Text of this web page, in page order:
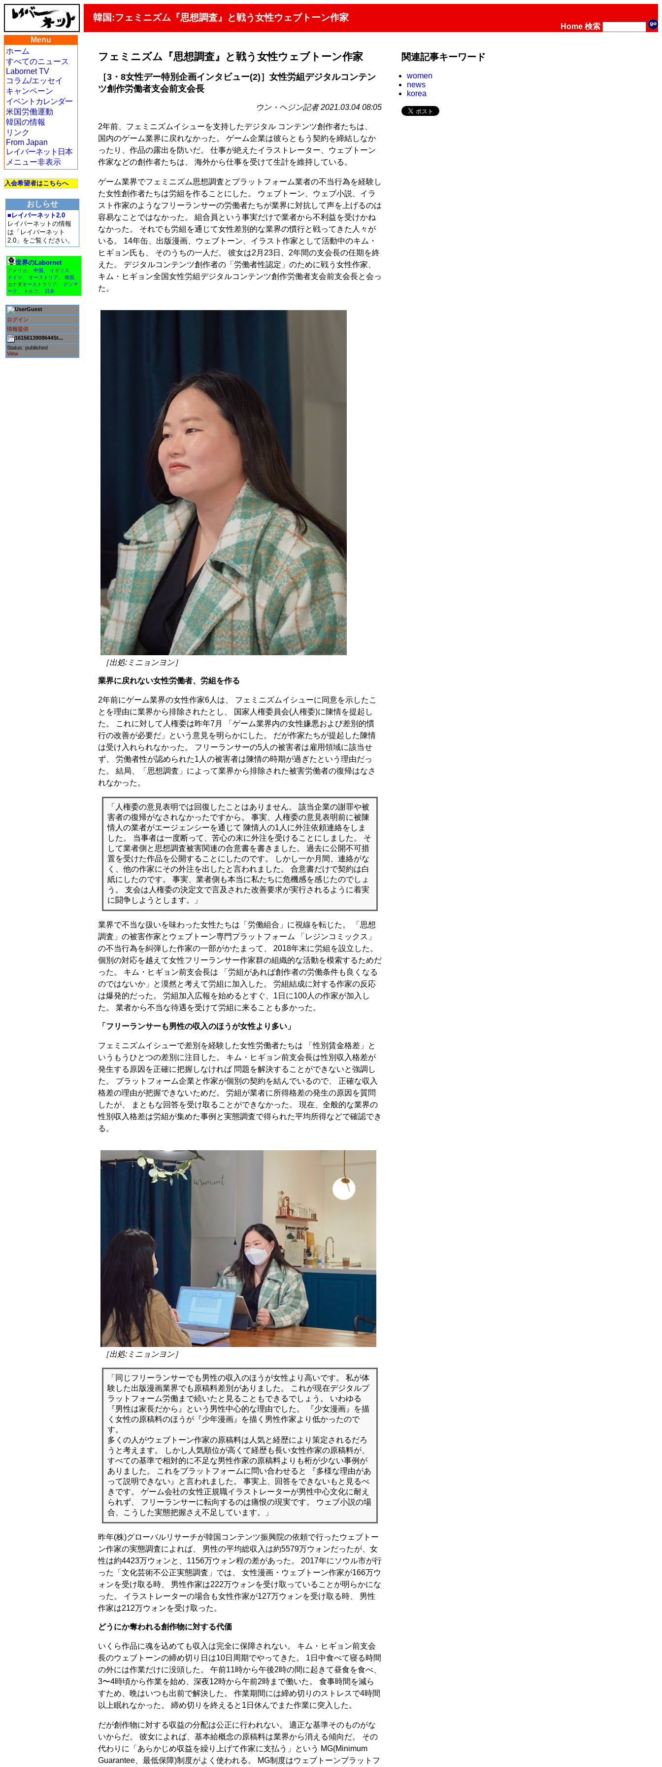
韓国:フェミニズム『思想調査』と戦う女性ウェブトーン作家
Home 検索
Menu
ホーム
すべてのニュース
Labornet TV
コラム/エッセイ
キャンペーン
イベントカレンダー
米国労働運動
韓国の情報
リンク
From Japan
レイバーネット日本
メニュー非表示
入会希望者はこちらへ
おしらせ
■レイバーネット2.0
レイバーネットの情報
は「レイバーネット
2.0」をご覧ください。
世界のLabornet
アメリカ 中国 イギリス
ドイツ
オーストリア 韓国
カナダオーストラリア
デンマ
ーク
トルコ 日本
Guest
ログイン
情報提供
1615613908644St...
Status: published
View
フェミニズム『思想調査』と戦う女性ウェブトーン作家
［3・8女性デー特別企画インタビュー(2)］女性労組デジタルコンテン
ツ創作労働者支会前支会長
ウン・ヘジン記者 2021.03.04 08:05
2年前、フェミニズムイシューを支持したデジタル コンテンツ創作者たちは、
国内のゲーム業界に戻れなかった。 ゲーム企業は彼らともう契約を締結しなか
ったり、作品の露出を防いだ。 仕事が絶えたイラストレーター、ウェブトーン
作家などの創作者たちは、 海外から仕事を受けて生計を維持している。
ゲーム業界でフェミニズム思想調査とプラットフォーム業者の不当行為を経験し
た女性創作者たちは労組を作ることにした。 ウェブトーン、ウェブ小説、イラ
スト作家のようなフリーランサーの労働者たちが業界に対抗して声を上げるのは
容易なことではなかった。 組合員という事実だけで業者から不利益を受けかね
なかった。 それでも労組を通じて女性差別的な業界の慣行と戦ってきた人々が
いる。 14年缶、出版漫画、ウェブトーン、イラスト作家として活動中のキム・
ヒギョン氏も、 そのうちの一人だ。 彼女は2月23日、2年間の支会長の任期を終
えた。 デジタルコンテンツ創作者の「労働者性認定」のために戦う女性作家、
キム・ヒギョン全国女性労組デジタルコンテンツ創作労働者支会前支会長と会っ
た。
［出処:ミニョンヨン］
業界に戻れない女性労働者、労組を作る
2年前にゲーム業界の女性作家6人は、 フェミニズムイシューに同意を示したこ
とを理由に業界から排除されたとし、 国家人権委員会(人権委)に陳情を提起し
た。 これに対して人権委は昨年7月 「ゲーム業界内の女性嫌悪および差別的慣
行の改善が必要だ」という意見を明らかにした。 だが作家たちが提起した陳情
は受け入れられなかった。 フリーランサーの5人の被害者は雇用領域に該当せ
ず、 労働者性が認められた1人の被害者は陳情の時期が過ぎたという理由だっ
た。 結局、「思想調査」によって業界から排除された被害労働者の復帰はなさ
れなかった。
「人権委の意見表明では回復したことはありません。 該当企業の謝罪や被
害者の復帰がなされなかったですから。 事実、人権委の意見表明前に被陳
情人の業者がエージェンシーを通じて 陳情人の1人に外注依頼連絡をしま
した。 当事者は一度断って、苦心の末に外注を受けることにしました。 そ
して業者側と思想調査被害関連の合意書を書きました。 過去に公開不可措
置を受けた作品を公開することにしたのです。 しかし一か月間、連絡がな
く、他の作家にその外注を出したと言われました。 合意書だけで契約は白
紙にしたのです。 事実、業者側も本当に私たちに危機感を感じたのでしょ
う。 支会は人権委の決定文で言及された改善要求が実行されるように着実
に闘争しようとします。」
業界で不当な扱いを味わった女性たちは「労働組合」に視線を転じた。 「思想
調査」の被害作家とウェブトーン専門プラットフォーム 「レジンコミックス」
の不当行為を糾弾した作家の一部がかたまって、 2018年末に労組を設立した。
個別の対応を越えて女性フリーランサー作家群の組織的な活動を模索するためだ
った。 キム・ヒギョン前支会長は 「労組があれば創作者の労働条件も良くなる
のではないか」と漠然と考えて労組に加入した。 労組結成に対する作家の反応
は爆発的だった。 労組加入広報を始めるとすぐ、1日に100人の作家が加入し
た。 業者から不当な待遇を受けて労組に来ることも多かった。
「フリーランサーも男性の収入のほうが女性より多い」
フェミニズムイシューで差別を経験した女性労働者たちは 「性別賃金格差」と
いうもうひとつの差別に注目した。 キム・ヒギョン前支会長は性別収入格差が
発生する原因を正確に把握しなければ 問題を解決することができないと強調し
た。 プラットフォーム企業と作家が個別の契約を結んでいるので、 正確な収入
格差の理由が把握できないためだ。 労組が業者に所得格差の発生の原因を質問
したが、 まともな回答を受け取ることができなかった。 現在、全般的な業界の
性別収入格差は労組が集めた事例と実態調査で得られた平均所得などで確認でき
る。
［出処:ミニョンヨン］
「同じフリーランサーでも男性の収入のほうが女性より高いです。 私が体
験した出版漫画業界でも原稿料差別がありました。 これが現在デジタルプ
ラットフォーム労働まで続いたと見ることもできるでしょう。 いわゆる
『男性は家長だから』という男性中心的な理由でした。 『少女漫画』を描
く女性の原稿料のほうが『少年漫画』を描く男性作家より低かったので
す。
多くの人がウェブトーン作家の原稿料は人気と経歴により策定されるだろ
うと考えます。 しかし人気順位が高くて経歴も長い女性作家の原稿料が、
すべての基準で相対的に不足な男性作家の原稿料よりも桁が少ない事例が
ありました。 これをプラットフォームに問い合わせると 『多様な理由があ
って説明できない』と言われました。 事実上、回答をできないもと見るべ
きです。 ゲーム会社の女性正規職イラストレーターが男性中心文化に耐え
られず、 フリーランサーに転向するのは痛恨の現実です。 ウェブ小説の場
合、こうした実態把握さえ不足しています。」
昨年(株)グローバルリサーチが韓国コンテンツ振興院の依頼で行ったウェブトー
ン作家の実態調査によれば、 男性の平均総収入は約5579万ウォンだったが、女
性は約4423万ウォンと、1156万ウォン程の差があった。 2017年にソウル市が行
った「文化芸術不公正実態調査」では、 女性漫画・ウェブトーン作家が166万ウ
ォンを受け取る時、 男性作家は222万ウォンを受け取っていることが明らかにな
った。 イラストレーターの場合も女性作家が127万ウォンを受け取る時、 男性
作家は212万ウォンを受け取った。
どうにか奪われる創作物に対する代価
いくら作品に魂を込めても収入は完全に保障されない。 キム・ヒギョン前支会
長のウェブトーンの締め切り日は10日周期でやってきた。 1日中食べて寝る時間
の外には作業だけに没頭した。 午前11時から午後2時の間に起きて昼食を食べ、
3〜4時頃から作業を始め、深夜12時から午前2時まで働いた。 食事時間を減ら
すため、晩はいつも出前で解決した。 作業期間には締め切りのストレスで4時間
以上眠れなかった。 締め切りを終えると1日休んでまた作業に突入した。
だが創作物に対する収益の分配は公正に行われない。 適正な基準そのものがな
いからだ。 彼女によれば、基本給概念の原稿料は業界から消える傾向だ。 その
代わりに「あらかじめ収益を繰り上げて作家に支払う」という MG(Minimum
Guarantee、最低保障)制度がよく使われる。 MG制度はウェブトーンプラットフ
関連記事キーワード
women
news
korea